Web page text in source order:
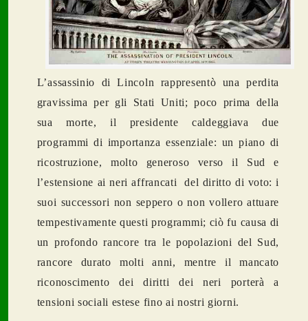
L’assassinio di Lincoln rappresentò una perdita
gravissima per gli Stati Uniti; poco prima della
sua morte, il presidente caldeggiava due
programmi di importanza essenziale: un piano di
ricostruzione, molto generoso verso il Sud e
l’estensione ai neri affrancati del diritto di voto: i
suoi successori non seppero o non vollero attuare
tempestivamente questi programmi; ciò fu causa di
un profondo rancore tra le popolazioni del Sud,
rancore durato molti anni, mentre il mancato
riconoscimento dei diritti dei neri porterà a
tensioni sociali estese fino ai nostri giorni.